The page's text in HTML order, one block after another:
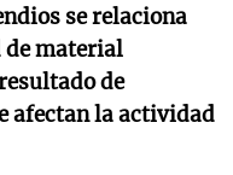
se relaciona
de material
de
afectan la actividad